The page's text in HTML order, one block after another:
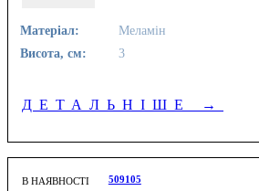
Матеріал:
Меламін
Висота, см:
3
ДЕТАЛЬНІШЕ →
В НАЯВНОСТІ 509105